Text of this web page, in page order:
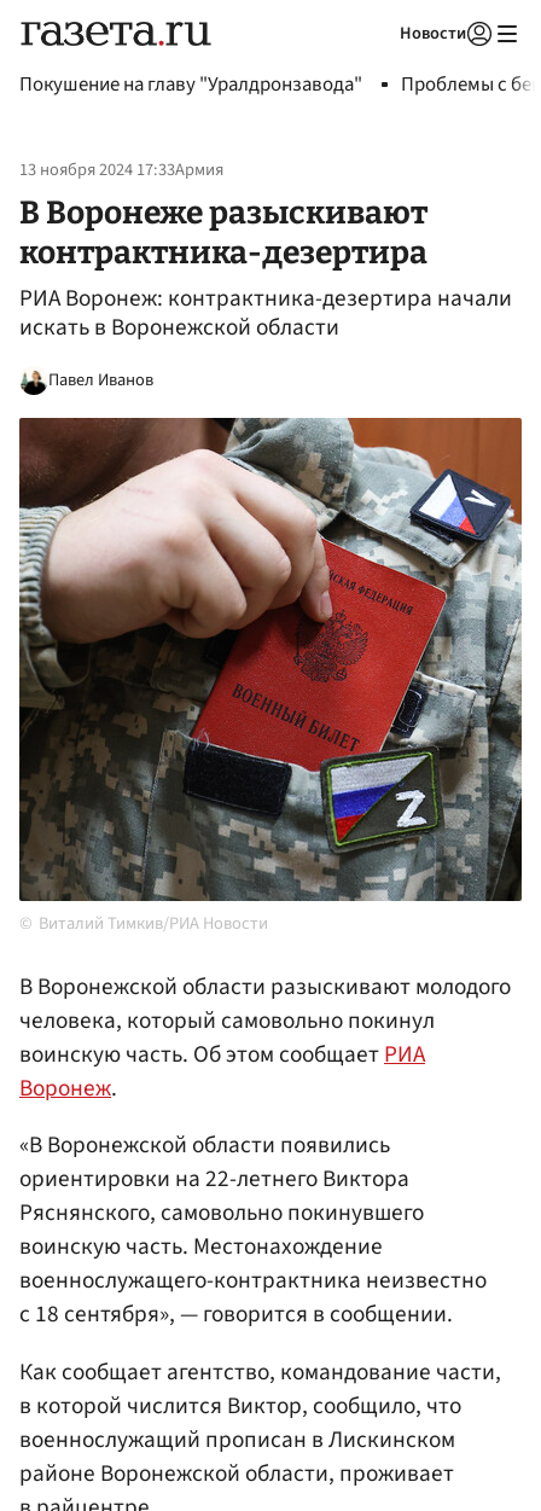
Новости
Покушение на главу "Уралдронзавода" Проблемы с
13 ноября 2024 17:33Армия
В Воронеже разыскивают
контрактника-дезертира
РИА Воронеж: контрактника-дезертира начали
искать в Воронежской области
Павел Иванов
Виталий Тимкив/РИА Новости
В Воронежской области разыскивают молодого
человека, который самовольно покинул
воинскую часть. Об этом сообщаетРИА
Воронеж.
«В Воронежской области появились
ориентировки на 22-летнего Виктора
Ряснянского, самовольно покинувшего
воинскую часть. Местонахождение
военнослужащего-контрактника неизвестно
с 18 сентября», — говорится в сообщении.
Как сообщает агентство, командование части,
в которой числится Виктор, сообщило, что
военнослужащий прописан в Лискинском
районе Воронежской области, проживает